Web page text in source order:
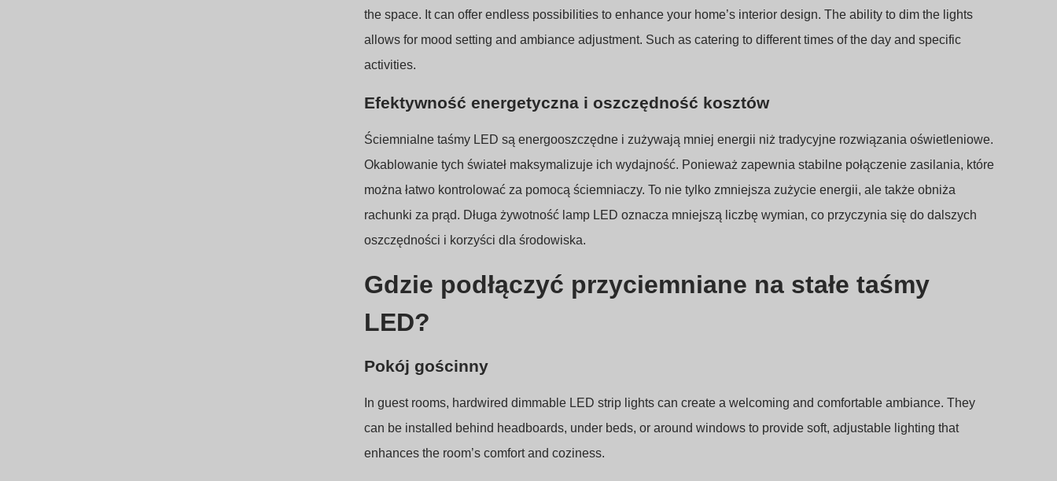
the space. It can offer endless possibilities to enhance your home’s interior design. The ability to dim the lights
allows for mood setting and ambiance adjustment. Such as catering to different times of the day and specific
activities.
Efektywność energetyczna i oszczędność kosztów
Ściemnialne taśmy LED są energooszczędne i zużywają mniej energii niż tradycyjne rozwiązania oświetleniowe.
Okablowanie tych świateł maksymalizuje ich wydajność. Ponieważ zapewnia stabilne połączenie zasilania, które
można łatwo kontrolować za pomocą ściemniaczy. To nie tylko zmniejsza zużycie energii, ale także obniża
rachunki za prąd. Długa żywotność lamp LED oznacza mniejszą liczbę wymian, co przyczynia się do dalszych
oszczędności i korzyści dla środowiska.
Gdzie podłączyć przyciemniane na stałe taśmy
LED?
Pokój gościnny
In guest rooms, hardwired dimmable LED strip lights can create a welcoming and comfortable ambiance. They
can be installed behind headboards, under beds, or around windows to provide soft, adjustable lighting that
enhances the room’s comfort and coziness.